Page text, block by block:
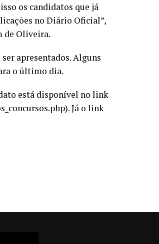
os candidatos que já
no Diário Oficial”,
de Oliveira.
apresentados. Alguns
o último dia.
está disponível no link
Já o link